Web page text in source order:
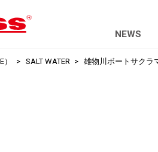
NEWS
SALT WATER 雄物川ボートサクラ